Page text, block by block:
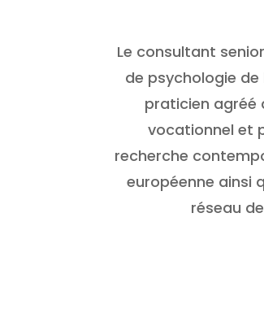
Le consultant
de psychologie de
praticien agréé
vocationnel et
recherche
européenne ainsi
réseau